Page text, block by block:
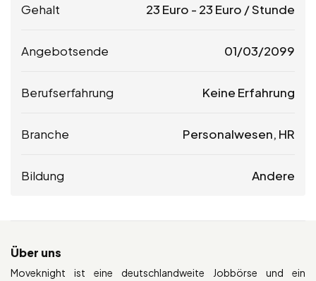
Gehalt 23 Euro - 23 Euro / Stunde
Angebotsende 01/03/2099
Berufserfahrung Keine Erfahrung
Branche Personalwesen, HR
Bildung Andere
Über uns
Moveknight ist eine deutschlandweite Jobbörse und ein